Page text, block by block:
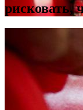
рисковать,